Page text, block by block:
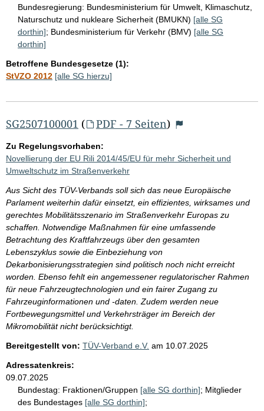
Bundesregierung: Bundesministerium für Umwelt, Klimaschutz,
Naturschutz und nukleare Sicherheit (BMUKN) [alle SG
dorthin]; Bundesministerium für Verkehr (BMV) [alle SG
dorthin]
Betroffene Bundesgesetze (1):
StVZO 2012 [alle SG hierzu]
SG2507100001 ( PDF - 7 Seiten)
Zu Regelungsvorhaben:
Novellierung der EU Rili 2014/45/EU für mehr Sicherheit und
Umweltschutz im Straßenverkehr
Aus Sicht des TÜV-Verbands soll sich das neue Europäische
Parlament weiterhin dafür einsetzt, ein effizientes, wirksames und
gerechtes Mobilitätsszenario im Straßenverkehr Europas zu
schaffen. Notwendige Maßnahmen für eine umfassende
Betrachtung des Kraftfahrzeugs über den gesamten
Lebenszyklus sowie die Einbeziehung von
Dekarbonisierungsstrategien sind politisch noch nicht erreicht
worden. Ebenso fehlt ein angemessener regulatorischer Rahmen
für neue Fahrzeugtechnologien und ein fairer Zugang zu
Fahrzeuginformationen und -daten. Zudem werden neue
Fortbewegungsmittel und Verkehrsträger im Bereich der
Mikromobilität nicht berücksichtigt.
Bereitgestellt von: TÜV-Verband e.V. am 10.07.2025
Adressatenkreis:
09.07.2025
Bundestag: Fraktionen/Gruppen [alle SG dorthin]; Mitglieder
des Bundestages [alle SG dorthin];